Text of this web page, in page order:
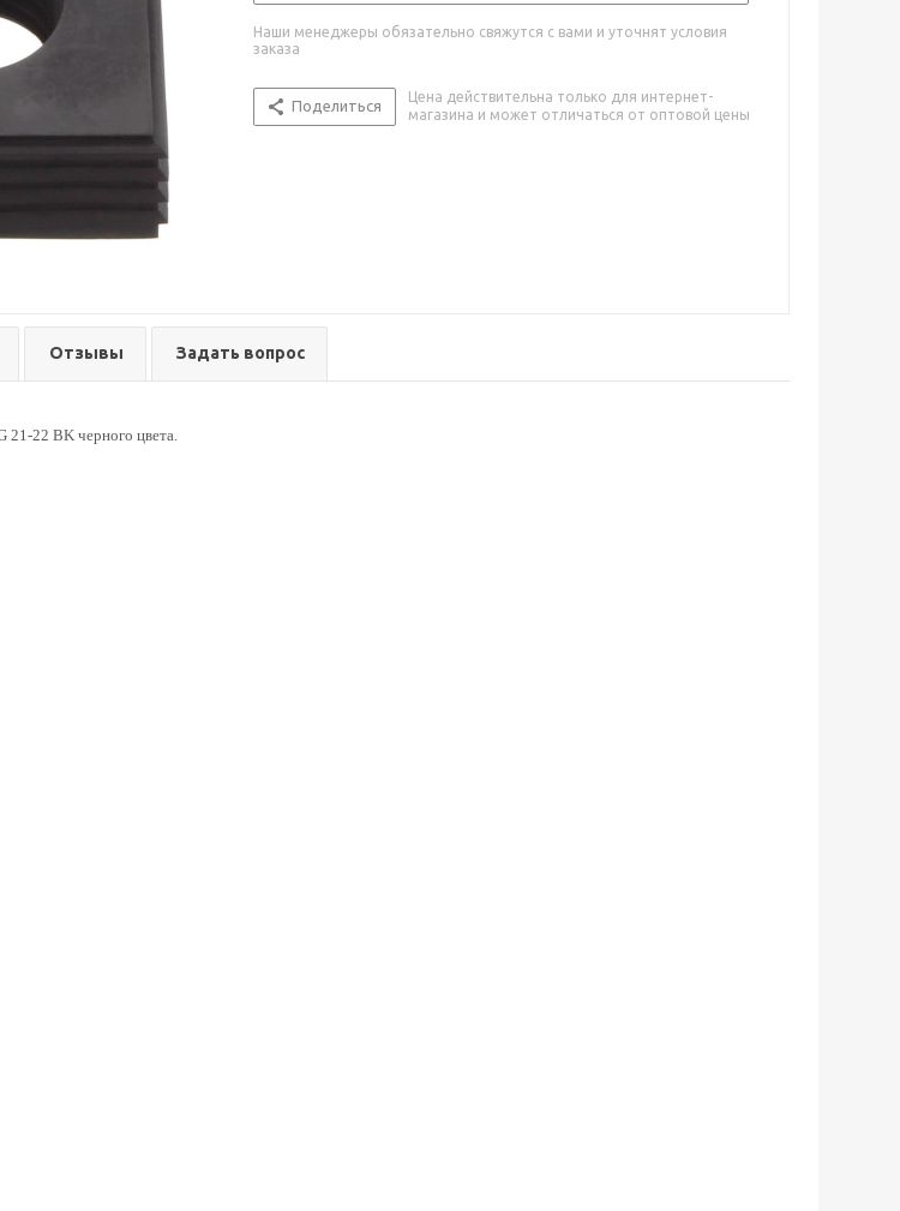
Наши менеджеры обязательно свяжутся с вами и уточнят условия
заказа
Поделиться
Цена действительна только для интернет-
магазина и может отличаться от оптовой цены
Отзывы Задать вопрос
21-22 BK черного цвета.